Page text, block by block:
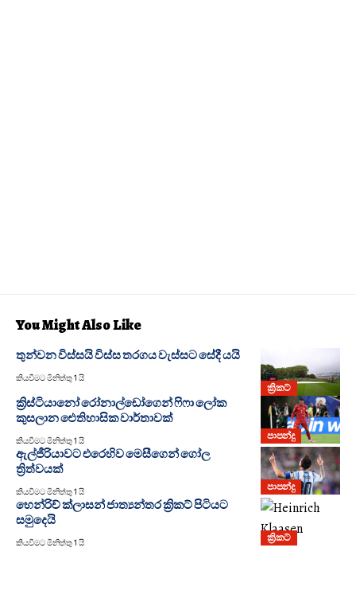
You Might Also Like
ක්‍රිකට්
තුන්වන විස්සයි විස්ස තරගය වැස්සට සේදී යයි
කියවීමට මිනිත්තු 1 යි
පාපන්දු
ක්‍රිස්ටියානෝ රෝනාල්ඩෝගෙන් ෆිෆා ලෝක
කුසලාන ඓතිහාසික වාර්තාවක්
කියවීමට මිනිත්තු 1 යි
පාපන්දු
ඇල්ජීරියාවට එරෙහිව මෙසීගෙන් ගෝල
ත්‍රිත්වයක්
කියවීමට මිනිත්තු 1 යි
ක්‍රිකට්
හෙන්රිච් ක්ලාසන් ජාත්‍යන්තර ක්‍රිකට් පිටියට
සමුදෙයි
කියවීමට මිනිත්තු 1 යි